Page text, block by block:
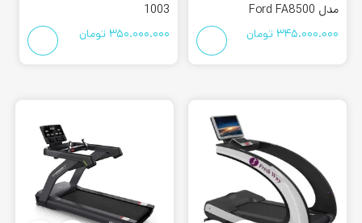
مدل Ford FA8500
345.000.000 تومان
1003
350.000.000 تومان